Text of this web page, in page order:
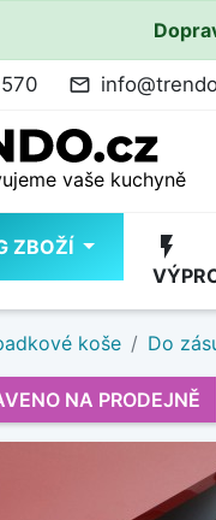
mail_outline
vaše kuchyně
ZBOŽÍ flash_on
koše Do
NA PRODEJNĚ